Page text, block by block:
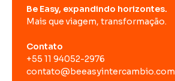
Be Easy, expandindo horizontes.
Mais que viagem, transformação.
Contato
+55 11 94052-2976
contato@beeasyintercambio.com